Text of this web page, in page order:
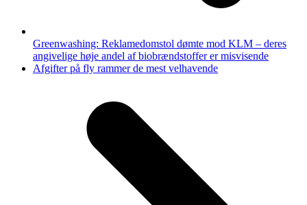
Greenwashing: Reklamedomstol dømte mod KLM – deres
angivelige høje andel af biobrændstoffer er misvisende
next
Afgifter på fly rammer de mest velhavende